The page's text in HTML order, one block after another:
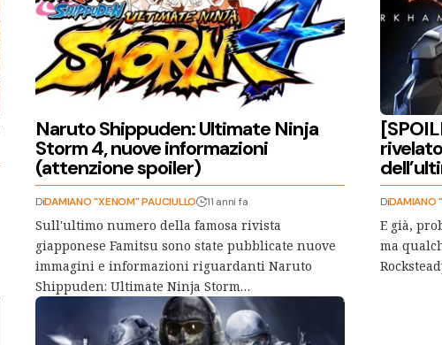
Naruto Shippuden: Ultimate Ninja
Storm 4, nuove informazioni
(attenzione spoiler)
DiDAMIANO "XENOM" PAUCIULLO 11 anni fa
Sull'ultimo numero della famosa rivista
giapponese Famitsu sono state pubblicate nuove
immagini e informazioni riguardanti Naruto
Shippuden: Ultimate Ninja Storm…
DiDAMIANO
E già,
ma